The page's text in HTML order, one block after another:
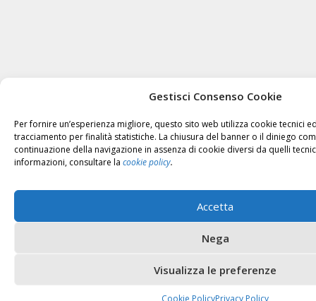
Gestisci Consenso Cookie
Per fornire un’esperienza migliore, questo sito web utilizza cookie tecnici
tracciamento per finalità statistiche. La chiusura del banner o il diniego
continuazione della navigazione in assenza di cookie diversi da quelli
informazioni, consultare la cookie policy.
Accetta
Nega
Visualizza le preferenze
Cookie PolicyPrivacy Policy